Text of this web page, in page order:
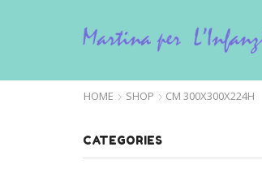
HOME SHOP CM 300X300X224H
CATEGORIES